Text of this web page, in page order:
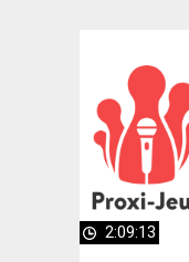
2:09:13